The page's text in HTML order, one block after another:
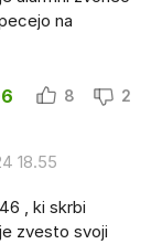
na
8 2
18.55
, ki skrbi
zvesto svoji